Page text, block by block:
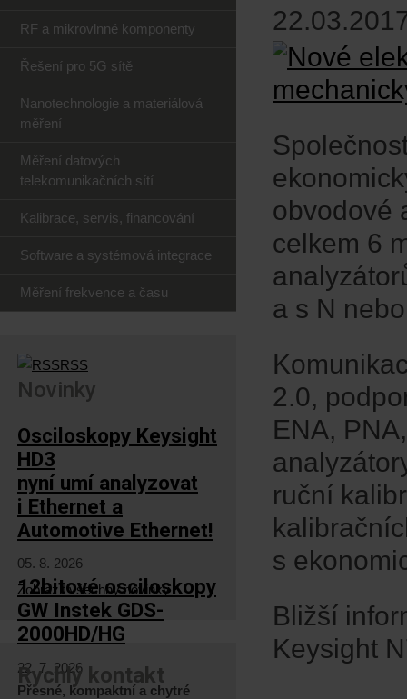
obvodové
celkem 6
a s N
2.0,
ENA,
ruční
s
Bližší
Keysight
RF a mikrovlnné komponenty
Řešení pro 5G sítě
Nanotechnologie a materiálová
měření
Měření datových
telekomunikačních sítí
Kalibrace, servis, financování
Software a systémová integrace
Měření frekvence a času
RSS
Novinky
Osciloskopy Keysight
HD3
nyní umí analyzovat
i Ethernet a
Automotive Ethernet!
05. 8. 2026
12bitové osciloskopy
GW Instek GDS-
2000HD/HG
22. 7. 2026
Přesné, kompaktní a chytré
Zobrazit všechny novinky
Rychlý kontakt